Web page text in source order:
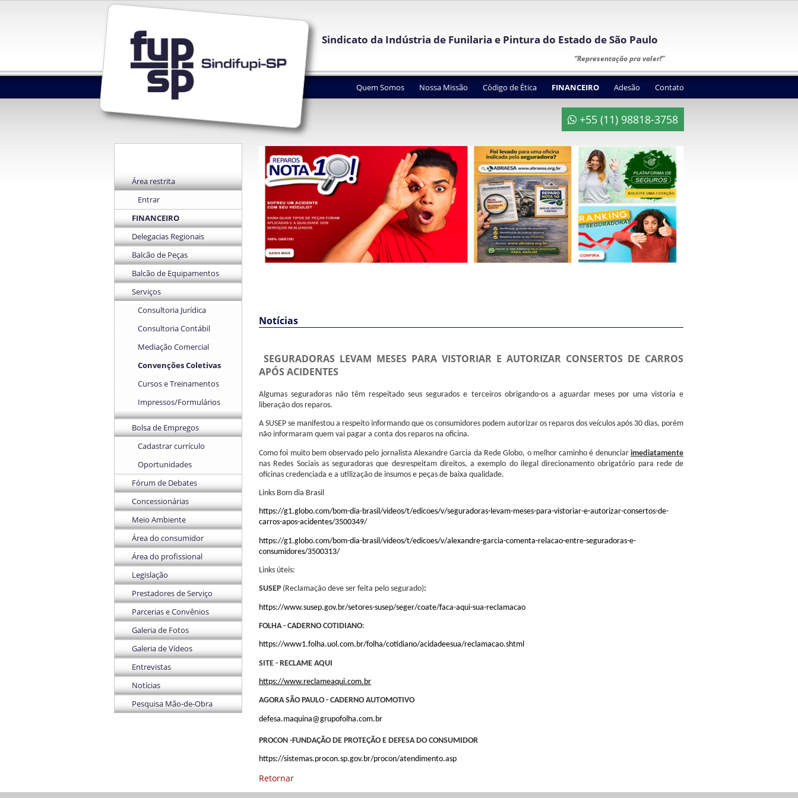
Sindicato da Indústria de Funilaria e Pintura do Estado de São Paulo
“Representação pra valer!”
Contato
Adesão
FINANCEIRO
Código de Ética
Nossa Missão
Quem Somos
+55 (11) 98818-3758
Área restrita
Entrar
FINANCEIRO
Delegacias Regionais
Balcão de Peças
Balcão de Equipamentos
Serviços
Consultoria Jurídica
Consultoria Contábil
Mediação Comercial
Convenções Coletivas
Cursos e Treinamentos
Impressos/Formulários
Bolsa de Empregos
Cadastrar currículo
Oportunidades
Fórum de Debates
Concessionárias
Meio Ambiente
Área do consumidor
Área do profissional
Legislação
Prestadores de Serviço
Parcerias e Convênios
Galeria de Fotos
Galeria de Vídeos
Entrevistas
Notícias
Pesquisa Mão-de-Obra
Notícias
SEGURADORAS LEVAM MESES PARA VISTORIAR E AUTORIZAR CONSERTOS DE CARROS
APÓS ACIDENTES
Algumas seguradoras não têm respeitado seus segurados e terceiros obrigando-os a aguardar meses por uma vistoria e
liberação dos reparos.
A SUSEP se manifestou a respeito informando que os consumidores podem autorizar os reparos dos veículos após 30 dias, porém
não informaram quem vai pagar a conta dos reparos na oficina.
Como foi muito bem observado pelo jornalista Alexandre Garcia da Rede Globo, o melhor caminho é denunciar imediatamente
nas Redes Sociais as seguradoras que desrespeitam direitos, a exemplo do ilegal direcionamento obrigatório para rede de
oficinas credenciada e a utilização de insumos e peças de baixa qualidade.
Links Bom dia Brasil
https://g1.globo.com/bom-dia-brasil/videos/t/edicoes/v/seguradoras-levam-meses-para-vistoriar-e-autorizar-consertos-de-
carros-apos-acidentes/3500349/
https://g1.globo.com/bom-dia-brasil/videos/t/edicoes/v/alexandre-garcia-comenta-relacao-entre-seguradoras-e-
consumidores/3500313/
Links úteis:
SUSEP (Reclamação deve ser feita pelo segurado):
https://www.susep.gov.br/setores-susep/seger/coate/faca-aqui-sua-reclamacao
FOLHA - CADERNO COTIDIANO:
https://www1.folha.uol.com.br/folha/cotidiano/acidadeesua/reclamacao.shtml
SITE - RECLAME AQUI
https://www.reclameaqui.com.br
AGORA SÃO PAULO - CADERNO AUTOMOTIVO
defesa.maquina@grupofolha.com.br
PROCON -FUNDAÇÃO DE PROTEÇÃO E DEFESA DO CONSUMIDOR
https://sistemas.procon.sp.gov.br/procon/atendimento.asp
Retornar